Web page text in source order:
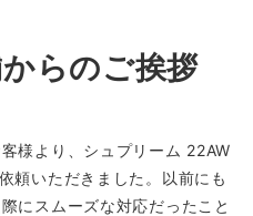
らのご挨拶
様より、シュプリーム 22AW
頼いただきました。以前にも
にスムーズな対応だったこと